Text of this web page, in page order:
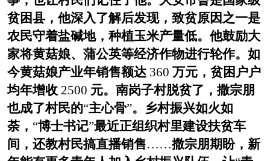
贫困县，他深入了解后发现，致贫原因之一是
农民守着盐碱地，种植玉米产量低。他鼓励大
家将黄菇娘、蒲公英等经济作物进行轮作。如
今黄菇娘产业年销售额达 360 万元，贫困户户
均年增收 2500 元。南岗子村脱贫了，撒宗朋
也成了村民的“主心骨”。乡村振兴如火如
荼， “博士书记”最近正组织村里建设扶贫车
间，还教村民搞直播销售……撒宗朋期盼，新